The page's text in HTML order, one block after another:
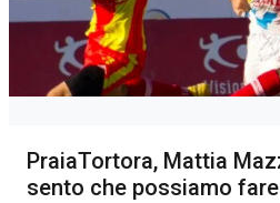
PraiaTortora, Mattia
sento che possiamo